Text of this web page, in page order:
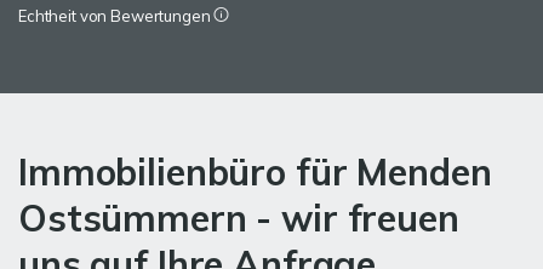
Echtheit von Bewertungen
Immobilienbüro für Menden
Ostsümmern - wir freuen